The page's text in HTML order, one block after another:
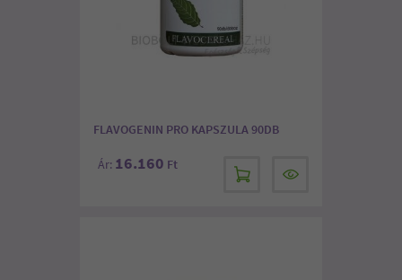
FLAVOGENIN PRO KAPSZULA 90DB
Ár: 16.160 Ft